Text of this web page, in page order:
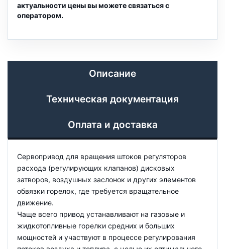
актуальности цены вы можете связаться с
оператором.
Описание
Техническая документация
Оплата и доставка
Сервопривод для вращения штоков регуляторов
расхода (регулирующих клапанов) дисковых
затворов, воздушных заслонок и других элементов
обвязки горелок, где требуется вращательное
движение.
Чаще всего привод устанавливают на газовые и
жидкотопливные горелки средних и больших
мощностей и участвуют в процессе регулирования